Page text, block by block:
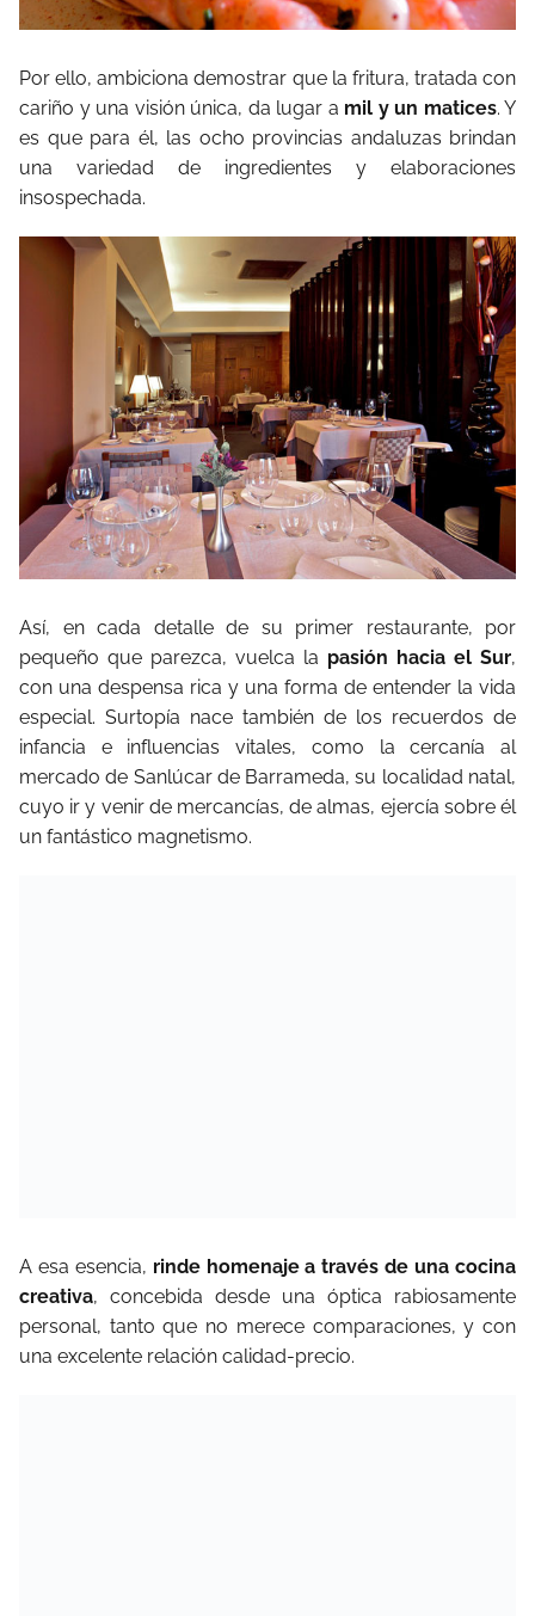
Por ello, ambiciona demostrar que la fritura, tratada con
cariño y una visión única, da lugar a mil y un matices. Y
es que para él, las ocho provincias andaluzas brindan
una variedad de ingredientes y elaboraciones
insospechada.
Así, en cada detalle de su primer restaurante, por
pequeño que parezca, vuelca la pasión hacia el Sur,
con una despensa rica y una forma de entender la vida
especial. Surtopía nace también de los recuerdos de
infancia e influencias vitales, como la cercanía al
mercado de Sanlúcar de Barrameda, su localidad natal,
cuyo ir y venir de mercancías, de almas, ejercía sobre él
un fantástico magnetismo.
A esa esencia, rinde homenaje a través de una cocina
creativa, concebida desde una óptica rabiosamente
personal, tanto que no merece comparaciones, y con
una excelente relación calidad-precio.